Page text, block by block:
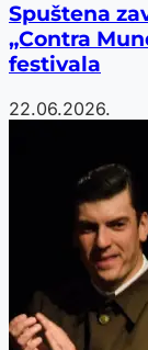
Spuštena
„Contra
festivala
22.06.2026.